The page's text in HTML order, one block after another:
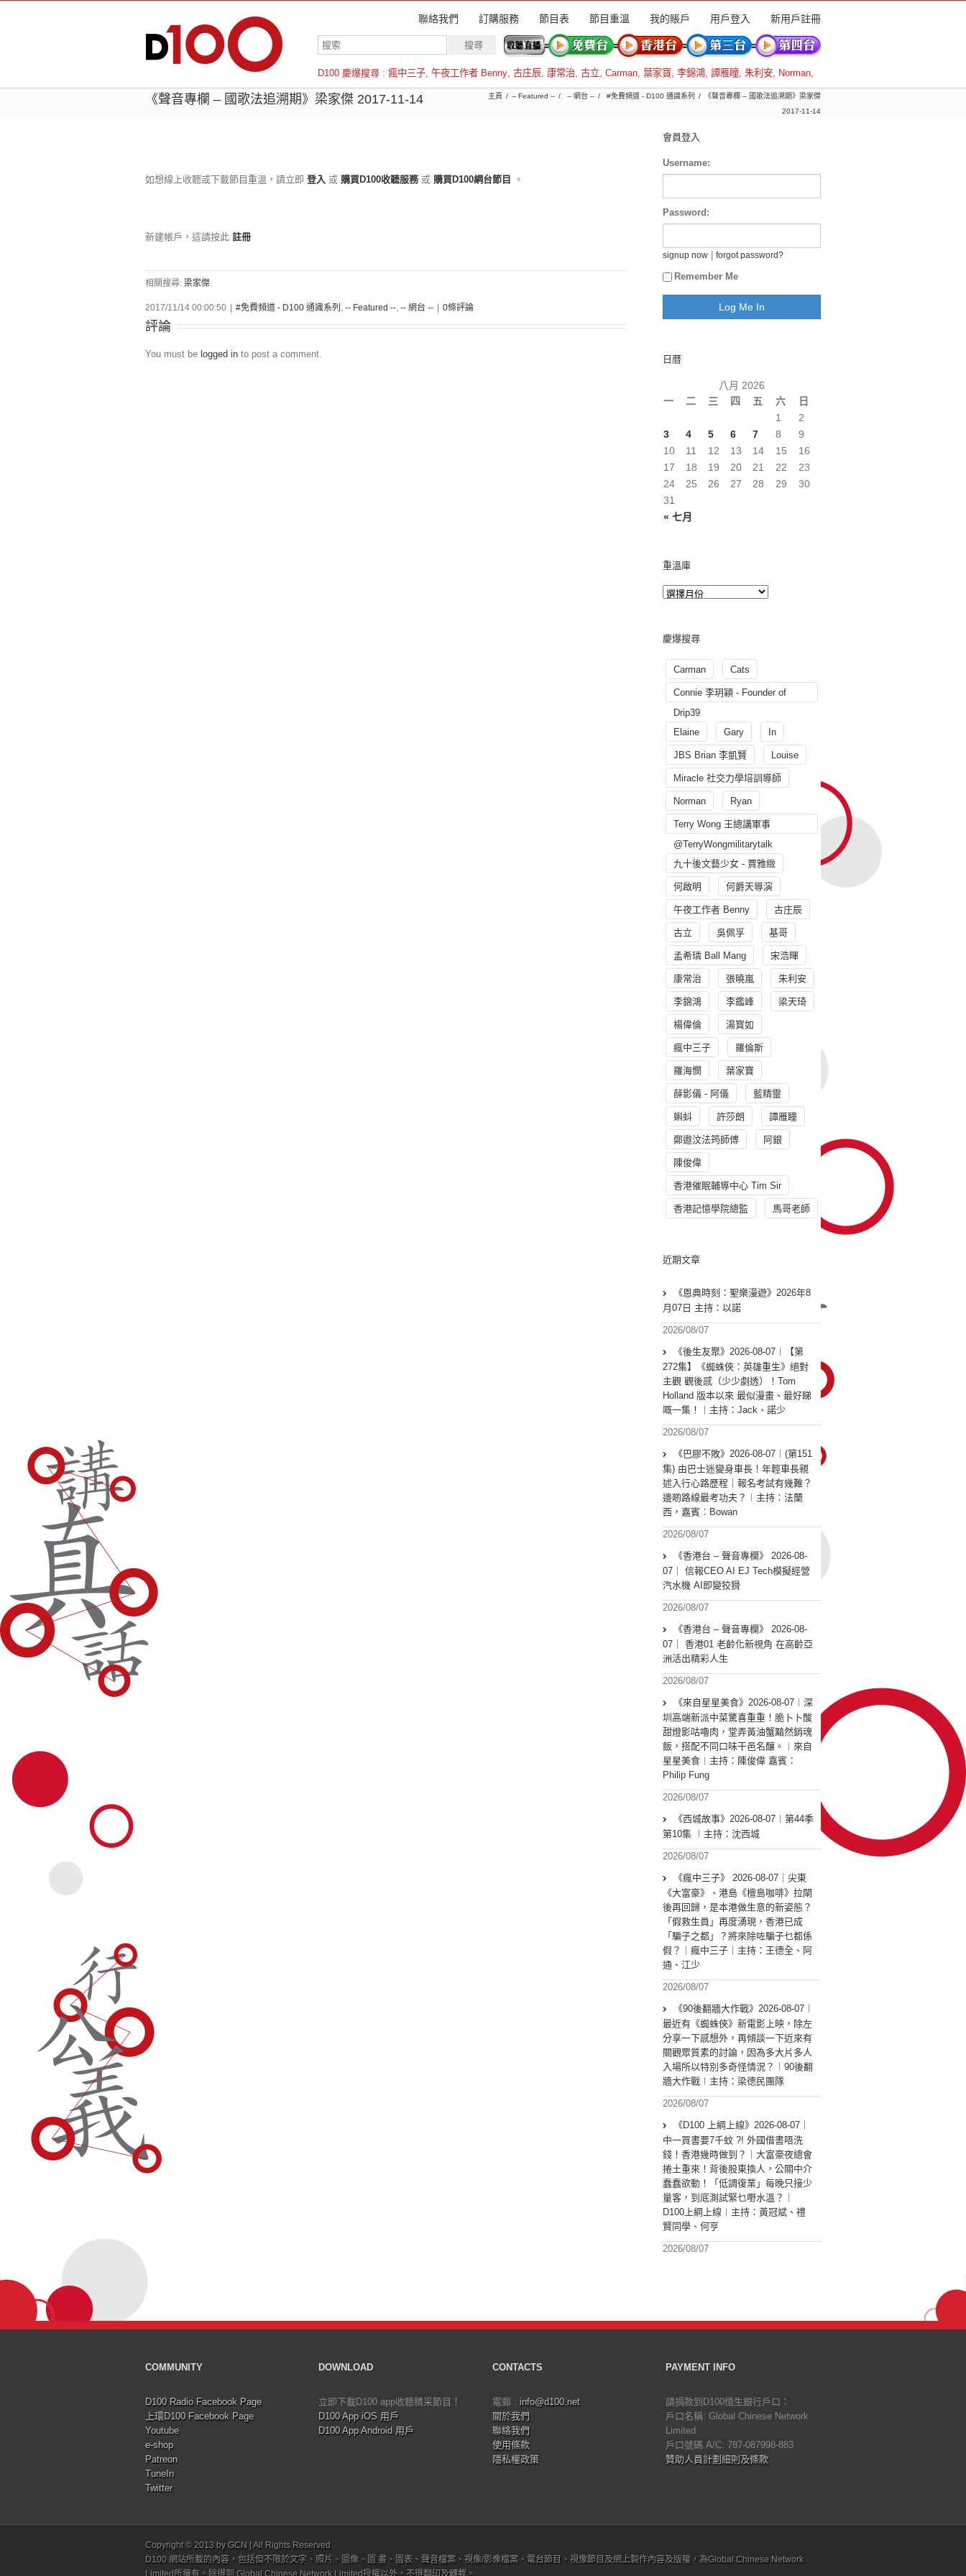
聯絡我們 訂購服務 節目表 節目重溫 我的賬戶 用戶登入 新用戶註冊
D100 慶爆搜尋 : 瘋中三子, 午夜工作者 Benny, 古庄辰, 康常治, 古立, Carman, 葉家寶, 李錦鴻, 譚雁瞳, 朱利安, Norman,
羅倫斯
《聲音專欄 – 國歌法追溯期》梁家傑 2017-11-14 主頁 -- Featured -- -- 網台 -- #免費頻道 - D100 通識系列
《聲音專欄 – 國歌法追溯期》梁家傑
2017-11-14
如想線上收聽或下載節目重溫，請立即 登入 或 購買D100收聽服務 或 購買D100網台節目 。
新建帳戶，這請按此 註冊
相關搜尋: 梁家傑
2017/11/14 00:00:50 #免費頻道 - D100 通識系列 , -- Featured --, -- 網台 -- 0條評論
評論
You must be logged in to post a comment.
會員登入
Username:
Password:
signup now forgot password?
Remember Me
日曆
八月 2026
一
二 三 四 五 六 日
« 七月
1
2
3
4 5 6 7 8
9
10
11 12 13 14 15
16
17
18 19 20 21 22
23
24
25 26 27 28 29
30
31
重溫庫
慶爆搜尋
Carman Cats
Connie 李玥穎 - Founder of
Drip39
Elaine
Gary In
JBS Brian 李凱賢 Louise
Miracle 社交力學培訓導師
Norman Ryan
Terry Wong 王總講軍事
@TerryWongmilitarytalk
九十後文藝少女 - 賈雅緻
何啟明 何爵天導演
午夜工作者 Benny 古庄辰
古立 吳佩孚 基哥
孟希璘 Ball Mang 宋浩暉
康常治 張曉嵐 朱利安
李錦鴻 李鑑峰 梁天琦
楊偉倫 湯寳如
瘋中三子 羅倫斯
羅海憫 葉家寶
薛影儀 - 阿儀 藍精靈
蝌蚪 許莎朗 譚雁瞳
鄭遨汶法筠師傅 阿銀
陳俊偉
香港催眠輔導中心 Tim Sir
香港記憶學院總監 馬哥老師
近期文章
《恩典時刻：聖樂漫遊》2026年8
月07日 主持：以諾
2026/08/07
《後生友聚》2026-08-07︱【第
272集】《蜘蛛俠：英雄重生》絕對
主觀 觀後感（少少劇透）！Tom
Holland 版本以來 最似漫畫、最好睇
嘅一集！｜主持：Jack、諾少
2026/08/07
《巴膠不敗》2026-08-07︱(第151
集) 由巴士迷變身車長！年輕車長親
述入行心路歷程｜報名考試有幾難？
邊啲路線最考功夫？︱主持：法蘭
西，嘉賓︰Bowan
2026/08/07
《香港台 – 聲音專欄》 2026-08-
07｜ 信報CEO AI EJ Tech模擬經營
汽水機 AI即變狡猾
2026/08/07
《香港台 – 聲音專欄》 2026-08-
07｜ 香港01 老齡化新視角 在高齡亞
洲活出精彩人生
2026/08/07
《來自星星美食》2026-08-07︱深
圳高端新派中菜驚喜重重！脆卜卜酸
甜燈影咕嚕肉，堂弄黃油蟹黯然銷魂
飯，搭配不同口味干邑名釀。︱來自
星星美食︱主持：陳俊偉 嘉賓：
Philip Fung
2026/08/07
《西城故事》2026-08-07︱第44季
第10集 ︱主持：沈西城
2026/08/07
《瘋中三子》 2026-08-07｜尖東
《大富豪》、港島《檀島咖啡》拉閘
後再回歸，是本港做生意的新姿態？
「假救生員」再度湧現，香港已成
「騙子之都」？將來除咗騙子乜都係
假？｜瘋中三子｜主持：王德全、阿
通、江少
2026/08/07
《90後翻牆大作戰》2026-08-07︱
最近有《蜘蛛俠》新電影上映，除左
分享一下感想外，再傾談一下近來有
關觀眾質素的討論，因為多大片多人
入場所以特別多奇怪情況？︱90後翻
牆大作戰︱主持：梁德民團隊
2026/08/07
《D100 上綱上線》2026-08-07｜
中一買書要7千蚊 ?! 外國借書唔洗
錢！香港幾時做到？｜大富豪夜總會
捲土重來！背後股東換人，公關中介
蠢蠢欲動！「低調復業」每晚只接少
量客，到底測試緊乜嘢水溫？｜
D100上綱上線︱主持：黃冠斌、禮
賢同學、何亨
2026/08/07
COMMUNITY
D100 Radio Facebook Page
上環D100 Facebook Page
Youtube
e-shop
Patreon
TuneIn
Twitter
DOWNLOAD
立即下載D100 app收聽精采節目！
D100 App iOS 用戶
D100 App Android 用戶
CONTACTS
電郵 : info@d100.net
關於我們
聯絡我們
使用條款
隱私權政策
PAYMENT INFO
請捐款到D100恒生銀行戶口：
戶口名稱: Global Chinese Network
Limited
戶口號碼 A/C: 787-087998-883
贊助人員計劃細則及條款
Copyright © 2013 by GCN | All Rights Reserved
D100 網站所載的內容，包括但不限於文字、照片、圖像、圖 畫、圖表、聲音檔案、視像/影像檔案、電台節目、視像節目及網上製作內容及版權，為Global Chinese Network
Limited所擁有。除得到 Global Chinese Network Limited授權以外，不得翻印及轉載。